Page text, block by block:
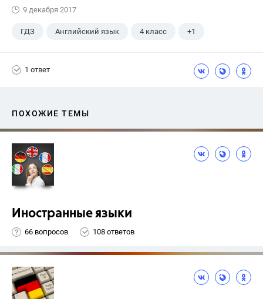
9 декабря 2017
ГДЗ Английский язык 4 класс +1
1 ответ
ПОХОЖИЕ ТЕМЫ
Иностранные языки
66 вопросов 108 ответов